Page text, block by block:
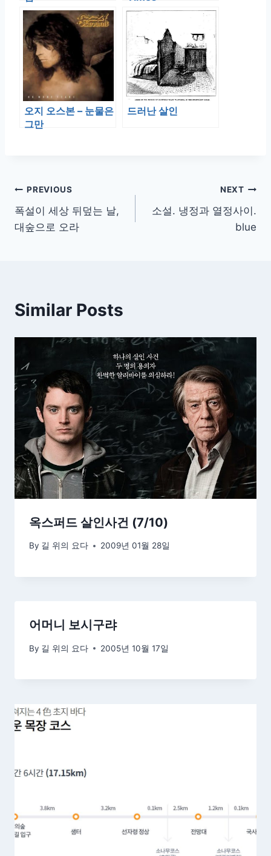
오지 오스본 – 눈물은
그만
드러난 살인
글
탐
PREVIOUS
폭설이 세상 뒤덮는 날,
대숲으로 오라
NEXT
소설. 냉정과 열정사이.
blue
Similar Posts
옥스퍼드 살인사건 (7/10)
By 길 위의 요다 2009년 01월 28일
어머니 보시구랴
By 길 위의 요다 2005년 10월 17일